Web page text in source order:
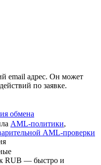
email адрес. Он может
по заявке.
обмена
AML-политики,
AML-проверки
RUB — быстро и